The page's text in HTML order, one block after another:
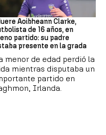
Aoibheann Clarke,
de 16 años, en
partido: su padre
presente en la grada
menor de edad perdió la
mientras disputaba un
partido en
Irlanda.